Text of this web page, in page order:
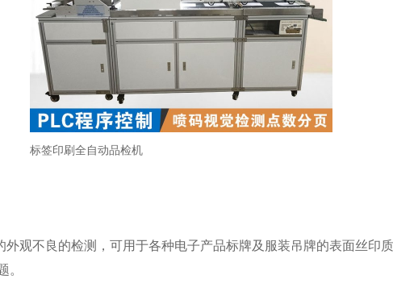
标签印刷全自动品检机
观不良的检测，可用于各种电子产品标牌及服装吊牌的表面丝印
。